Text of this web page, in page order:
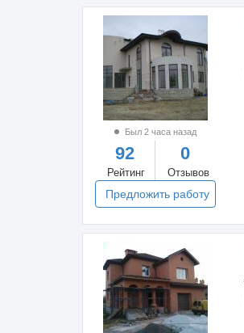
Был 2 часа назад
92
Рейтинг
0
Отзывов
Предложить работу